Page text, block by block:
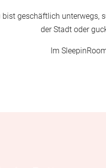
bist geschäftlich unterwegs,
der Stadt oder
Im